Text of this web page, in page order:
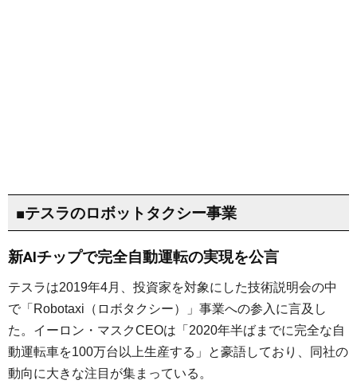
■テスラのロボットタクシー事業
新AIチップで完全自動運転の実現を公言
テスラは2019年4月、投資家を対象にした技術説明会の中
で「Robotaxi（ロボタクシー）」事業への参入に言及し
た。イーロン・マスクCEOは「2020年半ばまでに完全な自
動運転車を100万台以上生産する」と豪語しており、同社の
動向に大きな注目が集まっている。